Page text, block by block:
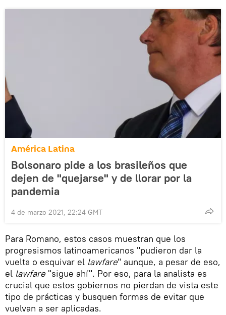
América Latina
Bolsonaro pide a los brasileños que
dejen de "quejarse" y de llorar por la
pandemia
4 de marzo 2021, 22:24 GMT
Para Romano, estos casos muestran que los
progresismos latinoamericanos "pudieron dar la
vuelta o esquivar el lawfare" aunque, a pesar de eso,
el lawfare"sigue ahí". Por eso, para la analista es
crucial que estos gobiernos no pierdan de vista este
tipo de prácticas y busquen formas de evitar que
vuelvan a ser aplicadas.